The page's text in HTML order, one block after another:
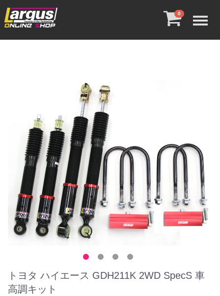
0
トヨタ ハイエース GDH211K 2WD SpecS 車
高調キット